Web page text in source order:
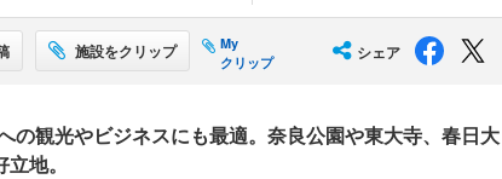
施設をクリップ
My
クリップ
シェア
の観光やビジネスにも最適。奈良公園や東大寺、春日大
地。